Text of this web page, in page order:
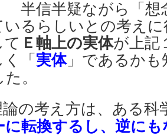
半信半疑ながら「想
いるらしいとの考え
Ｅ軸上の実体が上記
「 実体」であるかも
。
の考え方は、ある科
に転換するし、逆に